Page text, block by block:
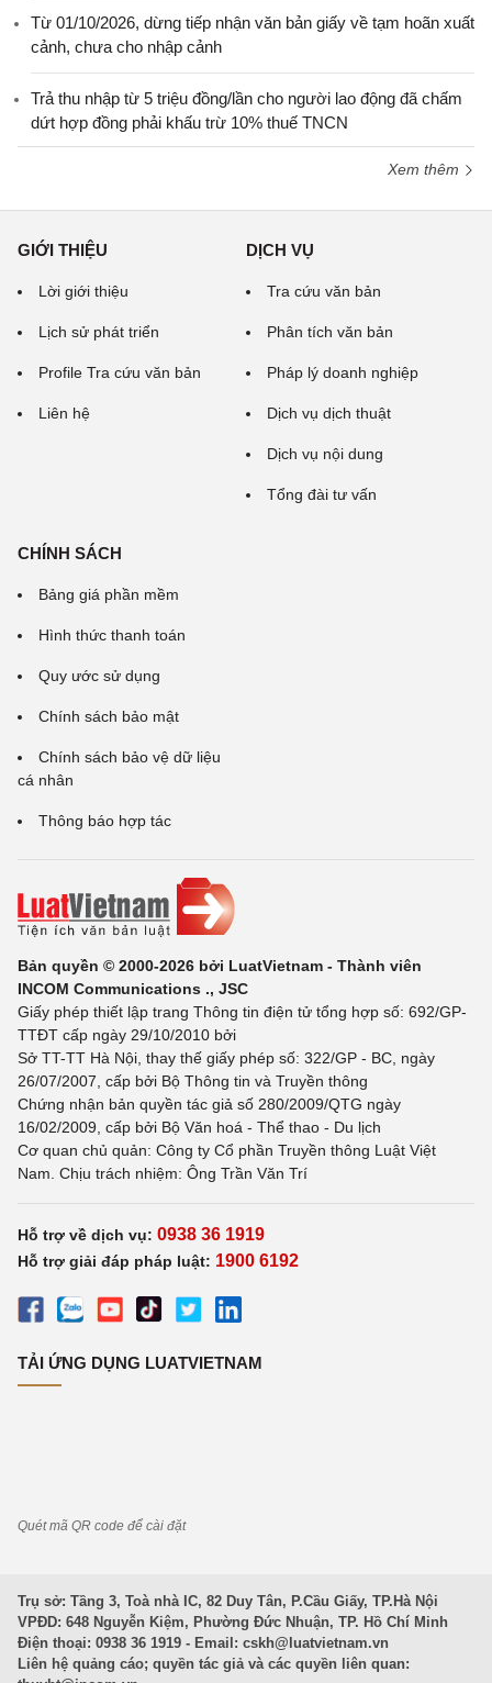
Từ 01/10/2026, dừng tiếp nhận văn bản giấy về tạm hoãn xuất
cảnh, chưa cho nhập cảnh
Trả thu nhập từ 5 triệu đồng/lần cho người lao động đã chấm
dứt hợp đồng phải khấu trừ 10% thuế TNCN
Xem thêm
GIỚI THIỆU
Lời giới thiệu
Lịch sử phát triển
Profile Tra cứu văn bản
Liên hệ
DỊCH VỤ
Tra cứu văn bản
Phân tích văn bản
Pháp lý doanh nghiệp
Dịch vụ dịch thuật
Dịch vụ nội dung
Tổng đài tư vấn
CHÍNH SÁCH
Bảng giá phần mềm
Hình thức thanh toán
Quy ước sử dụng
Chính sách bảo mật
Chính sách bảo vệ dữ liệu
cá nhân
Thông báo hợp tác
Bản quyền © 2000-2026 bởi LuatVietnam - Thành viên
INCOM Communications ., JSC
Giấy phép thiết lập trang Thông tin điện tử tổng hợp số: 692/GP-
TTĐT cấp ngày 29/10/2010 bởi
Sở TT-TT Hà Nội, thay thế giấy phép số: 322/GP - BC, ngày
26/07/2007, cấp bởi Bộ Thông tin và Truyền thông
Chứng nhận bản quyền tác giả số 280/2009/QTG ngày
16/02/2009, cấp bởi Bộ Văn hoá - Thể thao - Du lịch
Cơ quan chủ quản: Công ty Cổ phần Truyền thông Luật Việt
Nam. Chịu trách nhiệm: Ông Trần Văn Trí
Hỗ trợ về dịch vụ: 0938 36 1919
Hỗ trợ giải đáp pháp luật: 1900 6192
TẢI ỨNG DỤNG LUATVIETNAM
Quét mã QR code để cài đặt
Trụ sở: Tầng 3, Toà nhà IC, 82 Duy Tân, P.Cầu Giấy, TP.Hà Nội
VPĐD: 648 Nguyễn Kiệm, Phường Đức Nhuận, TP. Hồ Chí Minh
Điện thoại: 0938 36 1919 - Email: cskh@luatvietnam.vn
Liên hệ quảng cáo; quyền tác giả và các quyền liên quan: